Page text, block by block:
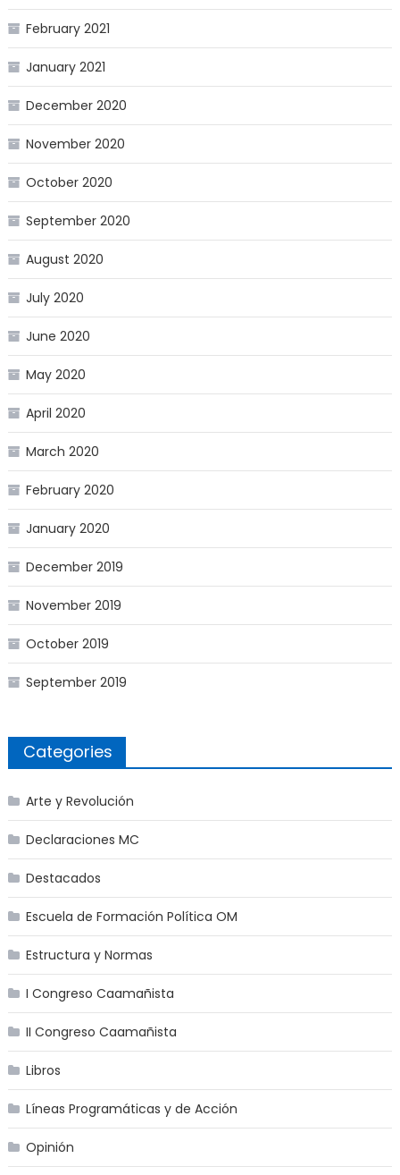
February 2021
January 2021
December 2020
November 2020
October 2020
September 2020
August 2020
July 2020
June 2020
May 2020
April 2020
March 2020
February 2020
January 2020
December 2019
November 2019
October 2019
September 2019
Categories
Arte y Revolución
Declaraciones MC
Destacados
Escuela de Formación Política OM
Estructura y Normas
I Congreso Caamañista
II Congreso Caamañista
Libros
Líneas Programáticas y de Acción
Opinión